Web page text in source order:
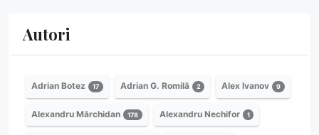
Autori
Adrian Botez 17 Adrian G. Romilă 2 Alex Ivanov 9
Alexandru Mărchidan 178 Alexandru Nechifor 1